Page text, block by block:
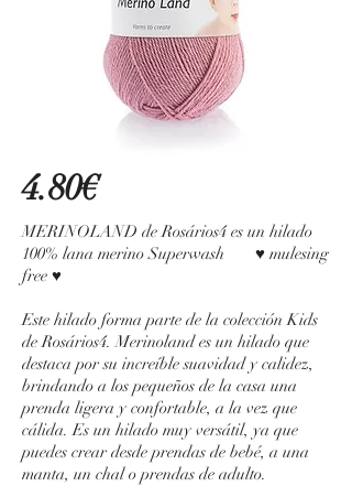
4.80€
MERINOLAND de Rosários4 es un hilado
100% lana merino Superwash ♥ mulesing
free ♥
Este hilado forma parte de la colección Kids
de Rosários4. Merinoland es un hilado que
destaca por su increíble suavidad y calidez,
brindando a los pequeños de la casa una
prenda ligera y confortable, a la vez que
cálida. Es un hilado muy versátil, ya que
puedes crear desde prendas de bebé, a una
manta, un chal o prendas de adulto.